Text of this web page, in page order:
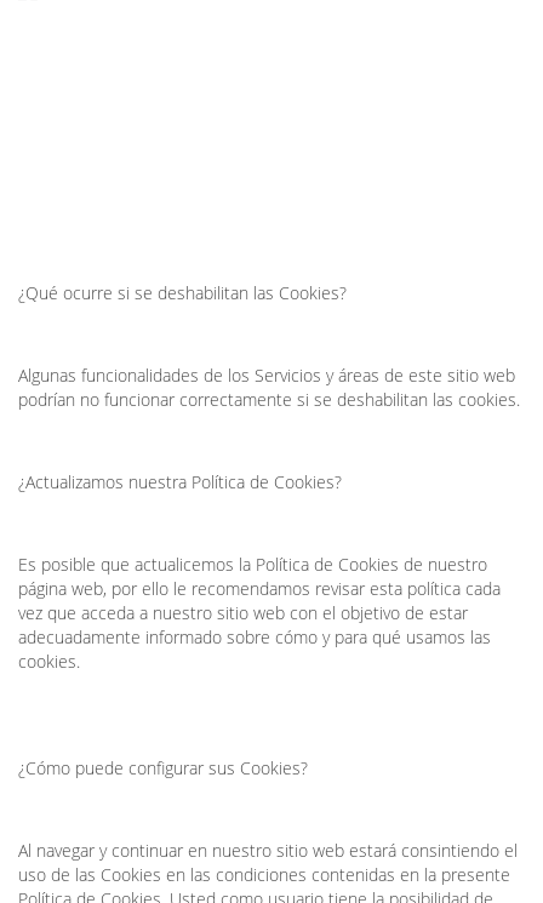
¿Qué ocurre si se deshabilitan las Cookies?
Algunas funcionalidades de los Servicios y áreas de este sitio web
podrían no funcionar correctamente si se deshabilitan las cookies.
¿Actualizamos nuestra Política de Cookies?
Es posible que actualicemos la Política de Cookies de nuestro
página web, por ello le recomendamos revisar esta política cada
vez que acceda a nuestro sitio web con el objetivo de estar
adecuadamente informado sobre cómo y para qué usamos las
cookies.
¿Cómo puede configurar sus Cookies?
Al navegar y continuar en nuestro sitio web estará consintiendo el
uso de las Cookies en las condiciones contenidas en la presente
Política de Cookies. Usted como usuario tiene la posibilidad de